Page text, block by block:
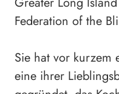
Federation of the
Sie hat vor kurzem
eine ihrer